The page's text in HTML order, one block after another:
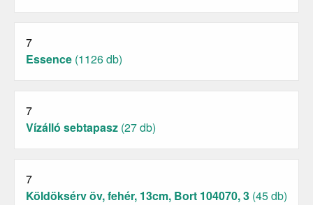
7
Essence (1126 db)
7
Vízálló sebtapasz (27 db)
7
Köldöksérv öv, fehér, 13cm, Bort 104070, 3 (45 db)